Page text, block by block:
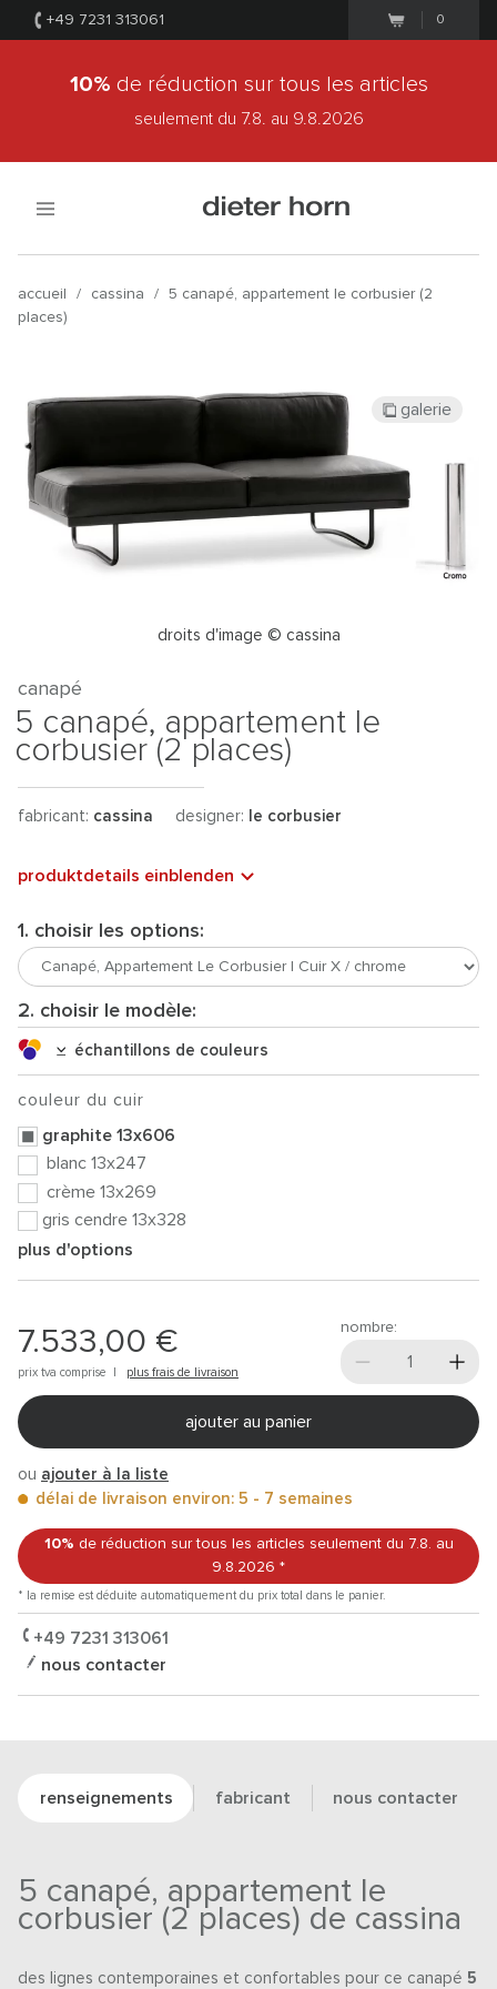
+49 7231 313061 0
10% de réduction sur tous les articles
seulement du 7.8. au 9.8.2026
accueil / cassina /
5 canapé, appartement le corbusier (2
places)
droits d'image © cassina
galerie
canapé
5 canapé, appartement le
corbusier (2 places)
fabricant: cassina designer: le corbusier
produktdetails einblenden
1. choisir les options:
2. choisir le modèle:
échantillons de couleurs
couleur du cuir
graphite 13x606
blanc 13x247
crème 13x269
gris cendre 13x328
plus d'options
7.533,00 €
prix tva comprise | plus frais de livraison
nombre:
ajouter au panier
ou ajouter à la liste
délai de livraison environ: 5 - 7 semaines
10% de réduction sur tous les articles seulement du 7.8. au
9.8.2026 *
* la remise est déduite automatiquement du prix total dans le panier.
+49 7231 313061
nous contacter
renseignements fabricant nous contacter
5 canapé, appartement le
corbusier (2 places) de cassina
des lignes contemporaines et confortables pour ce canapé 5